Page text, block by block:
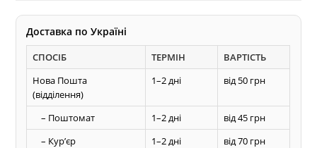
Доставка по Україні
СПОСІБ ТЕРМІН
ВАРТІСТЬ
Нова Пошта
(відділення)
1–2 дні від 50 грн
– Поштомат 1–2 дні
від 45 грн
– Курʼєр
1–2 дні
від 70 грн